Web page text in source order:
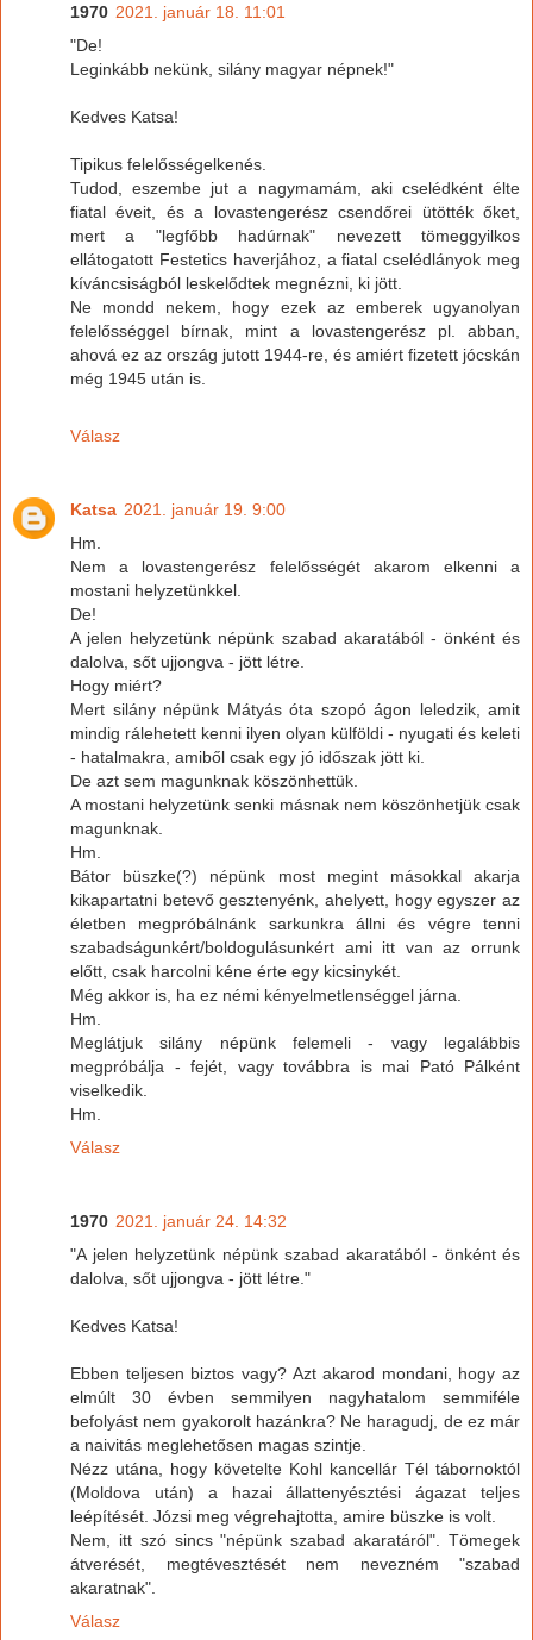
1970 2021. január 18. 11:01
"De!
Leginkább nekünk, silány magyar népnek!"
Kedves Katsa!
Tipikus felelősségelkenés.
Tudod, eszembe jut a nagymamám, aki cselédként élte
fiatal éveit, és a lovastengerész csendőrei ütötték őket,
mert a "legfőbb hadúrnak" nevezett tömeggyilkos
ellátogatott Festetics haverjához, a fiatal cselédlányok meg
kíváncsiságból leskelődtek megnézni, ki jött.
Ne mondd nekem, hogy ezek az emberek ugyanolyan
felelősséggel bírnak, mint a lovastengerész pl. abban,
ahová ez az ország jutott 1944-re, és amiért fizetett jócskán
még 1945 után is.
Válasz
Katsa 2021. január 19. 9:00
Hm.
Nem a lovastengerész felelősségét akarom elkenni a
mostani helyzetünkkel.
De!
A jelen helyzetünk népünk szabad akaratából - önként és
dalolva, sőt ujjongva - jött létre.
Hogy miért?
Mert silány népünk Mátyás óta szopó ágon leledzik, amit
mindig rálehetett kenni ilyen olyan külföldi - nyugati és keleti
- hatalmakra, amiből csak egy jó időszak jött ki.
De azt sem magunknak köszönhettük.
A mostani helyzetünk senki másnak nem köszönhetjük csak
magunknak.
Hm.
Bátor büszke(?) népünk most megint másokkal akarja
kikapartatni betevő gesztenyénk, ahelyett, hogy egyszer az
életben megpróbálnánk sarkunkra állni és végre tenni
szabadságunkért/boldogulásunkért ami itt van az orrunk
előtt, csak harcolni kéne érte egy kicsinykét.
Még akkor is, ha ez némi kényelmetlenséggel járna.
Hm.
Meglátjuk silány népünk felemeli - vagy legalábbis
megpróbálja - fejét, vagy továbbra is mai Pató Pálként
viselkedik.
Hm.
Válasz
1970 2021. január 24. 14:32
"A jelen helyzetünk népünk szabad akaratából - önként és
dalolva, sőt ujjongva - jött létre."
Kedves Katsa!
Ebben teljesen biztos vagy? Azt akarod mondani, hogy az
elmúlt 30 évben semmilyen nagyhatalom semmiféle
befolyást nem gyakorolt hazánkra? Ne haragudj, de ez már
a naivitás meglehetősen magas szintje.
Nézz utána, hogy követelte Kohl kancellár Tél tábornoktól
(Moldova után) a hazai állattenyésztési ágazat teljes
leépítését. Józsi meg végrehajtotta, amire büszke is volt.
Nem, itt szó sincs "népünk szabad akaratáról". Tömegek
átverését, megtévesztését nem nevezném "szabad
akaratnak".
Válasz